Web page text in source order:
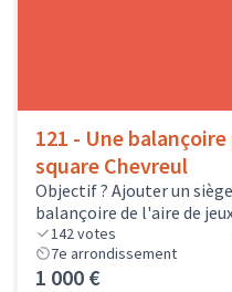
121 - Une
square Chevreul
Objectif ? Ajouter un
balançoire de l'aire de
142votes
7e arrondissement
1 000 €